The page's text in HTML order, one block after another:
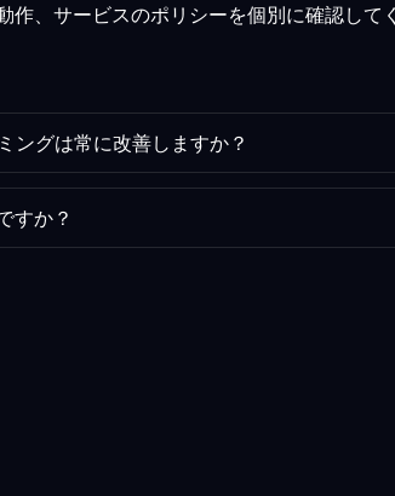
作、サービスのポリシーを個別に確認し
ングは常に改善しますか？
すか？